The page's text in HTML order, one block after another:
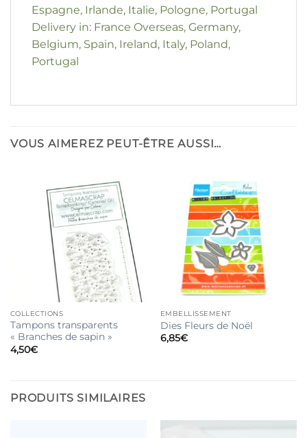
Espagne, Irlande, Italie, Pologne, Portugal
Delivery in: France Overseas, Germany,
Belgium, Spain, Ireland, Italy, Poland,
Portugal
VOUS AIMEREZ PEUT-ÊTRE AUSSI…
COLLECTIONS
Tampons transparents
« Branches de sapin »
4,50€
EMBELLISSEMENT
Dies Fleurs de Noël
6,85€
PRODUITS SIMILAIRES